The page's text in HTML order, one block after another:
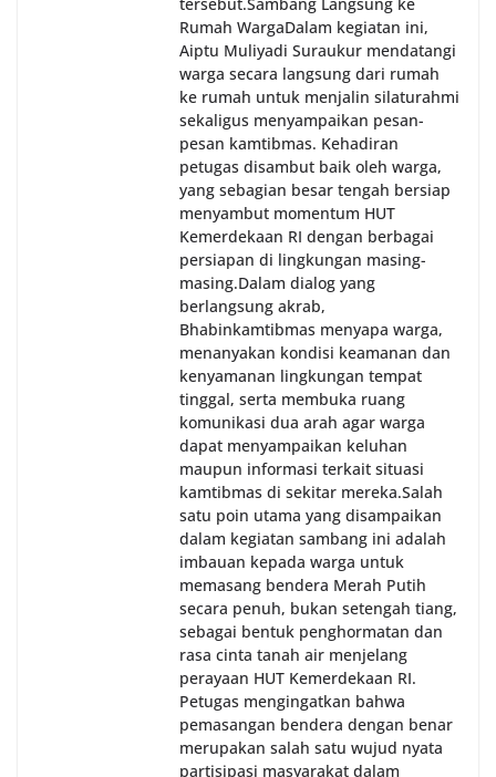
Rumah Warga‎Dalam kegiatan ini,
Aiptu Muliyadi Suraukur mendatangi
warga secara langsung dari rumah
ke rumah untuk menjalin silaturahmi
sekaligus menyampaikan pesan-
pesan kamtibmas. Kehadiran
petugas disambut baik oleh warga,
yang sebagian besar tengah bersiap
menyambut momentum HUT
Kemerdekaan RI dengan berbagai
persiapan di lingkungan masing-
masing.‎Dalam dialog yang
berlangsung akrab,
Bhabinkamtibmas menyapa warga,
menanyakan kondisi keamanan dan
kenyamanan lingkungan tempat
tinggal, serta membuka ruang
komunikasi dua arah agar warga
dapat menyampaikan keluhan
maupun informasi terkait situasi
kamtibmas di sekitar mereka.‎‎‎Salah
satu poin utama yang disampaikan
dalam kegiatan sambang ini adalah
imbauan kepada warga untuk
memasang bendera Merah Putih
secara penuh, bukan setengah tiang,
sebagai bentuk penghormatan dan
rasa cinta tanah air menjelang
perayaan HUT Kemerdekaan RI.
Petugas mengingatkan bahwa
pemasangan bendera dengan benar
merupakan salah satu wujud nyata
partisipasi masyarakat dalam